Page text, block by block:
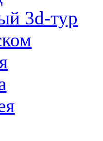
3d-тур